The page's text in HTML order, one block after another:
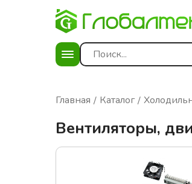
Главная Каталог
Вентиляторы,